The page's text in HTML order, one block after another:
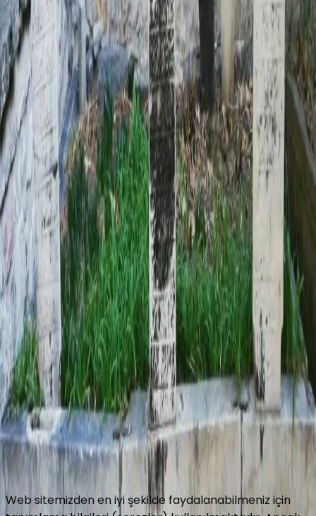
.
Anı Yaz
Fotoğraf Ekle JPG, PNG veya WEBP · en fazla 500KB ·
/5
Ekle
Gönder
Yol Tarifi Al
Hakkımızda Celaleddin Topçuİletişim
Copyright © 2016 Turbeler.org
Turbeler.org web sitesinde her türlü bilgiyi ve görseli
değiştirme, düzeltme ve yayınlama hakkını saklı tutar.
Gizlilik PolitikasıKullanım Koşulları
Web sitemizden en iyi şekilde faydalanabilmeniz için